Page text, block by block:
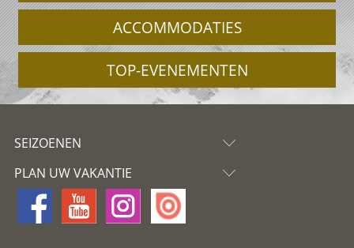
ACCOMMODATIES
TOP-EVENEMENTEN
SEIZOENEN
PLAN UW VAKANTIE